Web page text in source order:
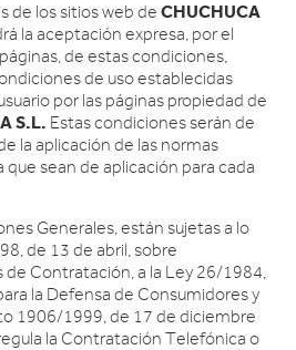
de los sitios web de CHUCHUCA
la aceptación expresa, por el
de estas condiciones,
de uso establecidas
por las páginas propiedad de
S.L. Estas condiciones serán de
la aplicación de las normas
que sean de aplicación para cada
Generales, están sujetas a lo
de 13 de abril, sobre
de Contratación, a la Ley 26/1984,
la Defensa de Consumidores y
1906/1999, de 17 de diciembre
la Contratación Telefónica o